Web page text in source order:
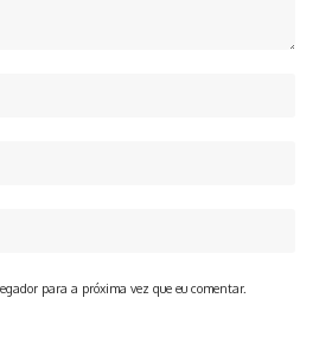
para a próxima vez que eu comentar.